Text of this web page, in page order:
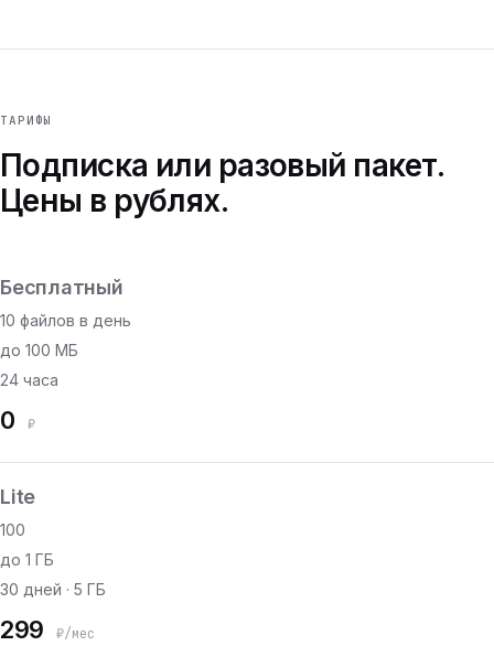
ТАРИФЫ
Подписка или разовый пакет.
Цены в рублях.
Бесплатный
10 файлов в день
до 100 МБ
24 часа
0 ₽
Lite
100
до 1 ГБ
30 дней · 5 ГБ
299 ₽/мес